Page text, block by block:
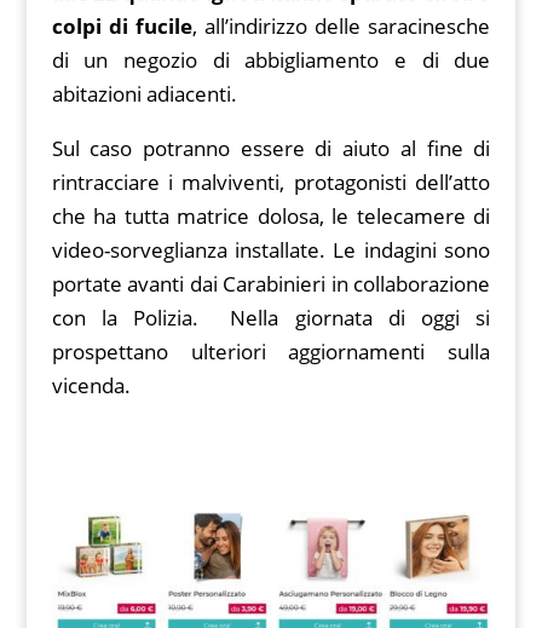
o
k
p
p
n
k
d m
colpi di fucile, all’indirizzo delle saracinesche
di un negozio di abbigliamento e di due
abitazioni adiacenti.
Sul caso potranno essere di aiuto al fine di
rintracciare i malviventi, protagonisti dell’atto
che ha tutta matrice dolosa, le telecamere di
video-sorveglianza installate. Le indagini sono
portate avanti dai Carabinieri in collaborazione
con la Polizia. Nella giornata di oggi si
prospettano ulteriori aggiornamenti sulla
vicenda.